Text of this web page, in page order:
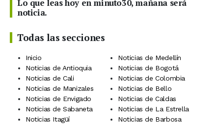
Lo que leas hoy en minuto30, mañana será
noticia.
Todas las secciones
Inicio
Noticias de Medellín
Noticias de Antioquia
Noticias de Bogotá
Noticias de Cali
Noticias de Colombia
Noticias de Manizales
Noticias de Bello
Noticias de Envigado
Noticias de Caldas
Noticias de Sabaneta
Noticias de La Estrella
Noticias Itagüí
Noticias de Barbosa